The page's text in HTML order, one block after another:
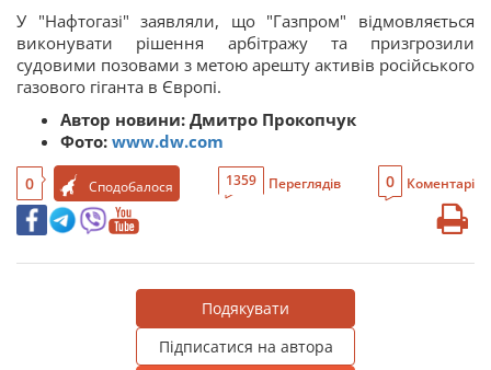
У "Нафтогазі" заявляли, що "Газпром" відмовляється
виконувати рішення арбітражу та призгрозили
судовими позовами з метою арешту активів російського
газового гіганта в Європі.
Автор новини: Дмитро Прокопчук
Фото: www.dw.com
0 Сподобалося 1359 Переглядів 0 Коментарі
Подякувати
Підписатися на автора